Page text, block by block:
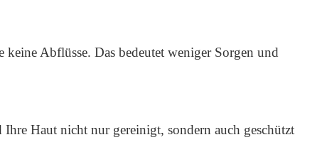
Abflüsse. Das bedeutet weniger Sorgen und
Haut nicht nur gereinigt, sondern auch geschützt